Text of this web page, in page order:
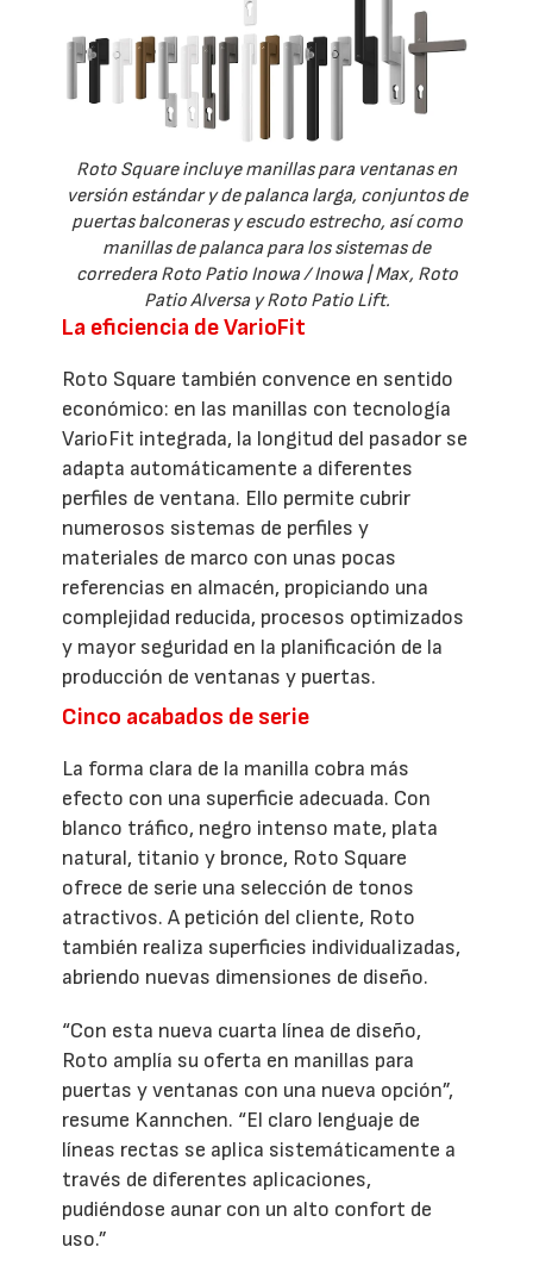
Roto Square incluye manillas para ventanas en
versión estándar y de palanca larga, conjuntos de
puertas balconeras y escudo estrecho, así como
manillas de palanca para los sistemas de
corredera Roto Patio Inowa / Inowa | Max, Roto
Patio Alversa y Roto Patio Lift.
La eficiencia de VarioFit
Roto Square también convence en sentido
económico: en las manillas con tecnología
VarioFit integrada, la longitud del pasador se
adapta automáticamente a diferentes
perfiles de ventana. Ello permite cubrir
numerosos sistemas de perfiles y
materiales de marco con unas pocas
referencias en almacén, propiciando una
complejidad reducida, procesos optimizados
y mayor seguridad en la planificación de la
producción de ventanas y puertas.
Cinco acabados de serie
La forma clara de la manilla cobra más
efecto con una superficie adecuada. Con
blanco tráfico, negro intenso mate, plata
natural, titanio y bronce, Roto Square
ofrece de serie una selección de tonos
atractivos. A petición del cliente, Roto
también realiza superficies individualizadas,
abriendo nuevas dimensiones de diseño.
“Con esta nueva cuarta línea de diseño,
Roto amplía su oferta en manillas para
puertas y ventanas con una nueva opción”,
resume Kannchen. “El claro lenguaje de
líneas rectas se aplica sistemáticamente a
través de diferentes aplicaciones,
pudiéndose aunar con un alto confort de
uso.”